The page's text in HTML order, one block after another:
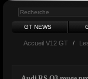
GT NEWS
Accueil V12 GT /